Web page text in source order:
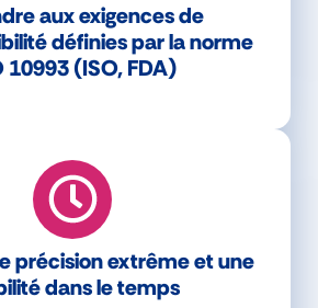
aux exigences de
définies par la norme
10993 (ISO, FDA)
précision extrême et une
dans le temps